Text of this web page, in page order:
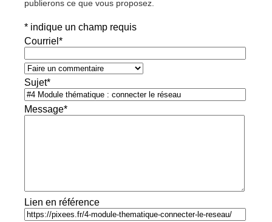
publierons ce que vous proposez.
* indique un champ requis
Courriel *
Sujet*
Message*
Lien en référence